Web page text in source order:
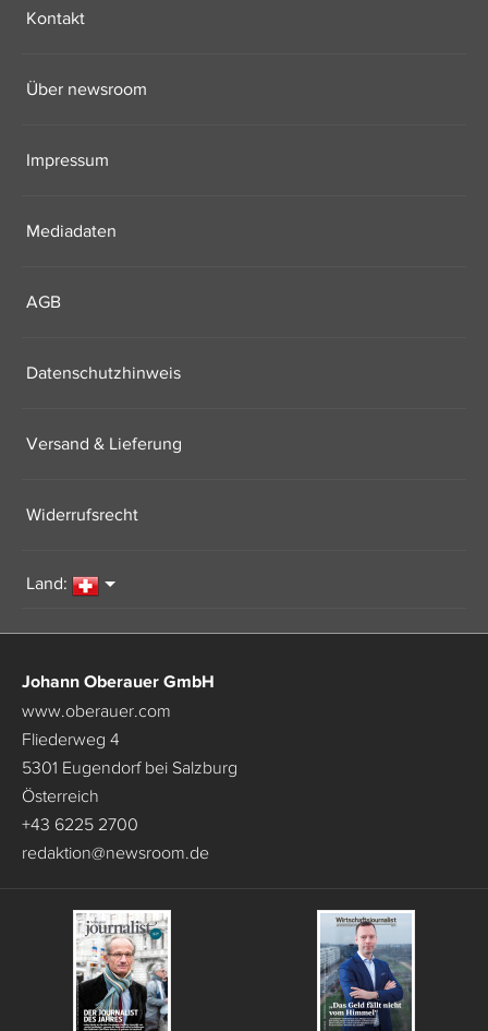
Kontakt
Über newsroom
Impressum
Mediadaten
AGB
Datenschutzhinweis
Versand & Lieferung
Widerrufsrecht
Land:
Johann Oberauer GmbH
www.oberauer.com
Fliederweg 4
5301 Eugendorf bei Salzburg
Österreich
+43 6225 2700
redaktion@newsroom.de